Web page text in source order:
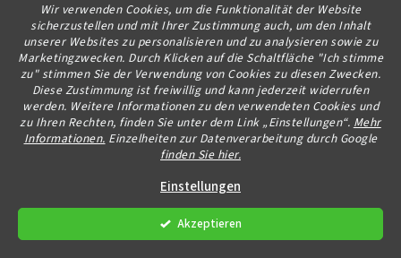
Wir verwenden Cookies, um die Funktionalität der Website
sicherzustellen und mit Ihrer Zustimmung auch, um den Inhalt
unserer Websites zu personalisieren und zu analysieren sowie zu
Marketingzwecken. Durch Klicken auf die Schaltfläche "Ich stimme
zu" stimmen Sie der Verwendung von Cookies zu diesen Zwecken.
Diese Zustimmung ist freiwillig und kann jederzeit widerrufen
werden. Weitere Informationen zu den verwendeten Cookies und
zu Ihren Rechten, finden Sie unter dem Link „Einstellungen“. Mehr
Informationen. Einzelheiten zur Datenverarbeitung durch Google
finden Sie hier.
Einstellungen
Akzeptieren
Kontakt
info@diagstore.at
Erstellt von Shoptet
Copyright 2026diagstore.at. Alle Rechte vorbehalten.Cookie-